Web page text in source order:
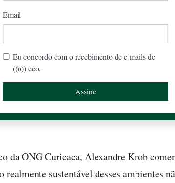
Email
Eu concordo com o recebimento de e-mails de
((o)) eco.
da ONG Curicaca, Alexandre Krob
realmente sustentável desses ambientes